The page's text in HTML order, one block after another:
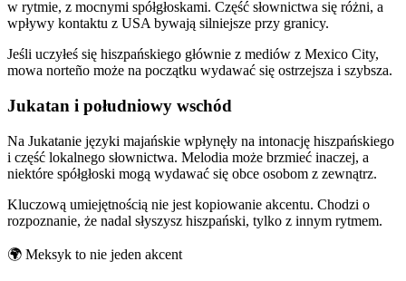
w rytmie, z mocnymi spółgłoskami. Część słownictwa się różni, a
wpływy kontaktu z USA bywają silniejsze przy granicy.
Jeśli uczyłeś się hiszpańskiego głównie z mediów z Mexico City,
mowa norteño może na początku wydawać się ostrzejsza i szybsza.
Jukatan i południowy wschód
Na Jukatanie języki majańskie wpłynęły na intonację hiszpańskiego
i część lokalnego słownictwa. Melodia może brzmieć inaczej, a
niektóre spółgłoski mogą wydawać się obce osobom z zewnątrz.
Kluczową umiejętnością nie jest kopiowanie akcentu. Chodzi o
rozpoznanie, że nadal słyszysz hiszpański, tylko z innym rytmem.
🌍 Meksyk to nie jeden akcent